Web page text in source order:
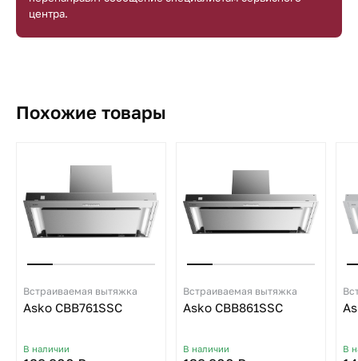
центра.
Похожие товары
Встраиваемая вытяжка
Asko CBB761SSC
В наличии
Встраиваемая вытяжка
Asko CBB861SSC
В наличии В